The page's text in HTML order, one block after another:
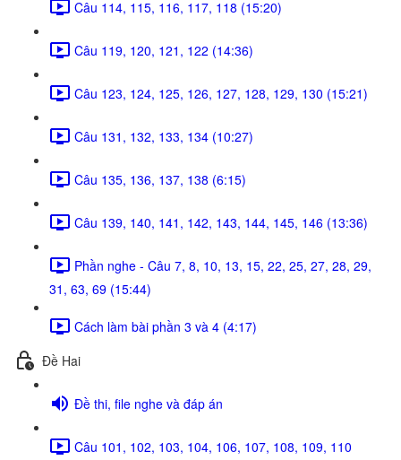
Câu 114, 115, 116, 117, 118 (15:20)
Câu 119, 120, 121, 122 (14:36)
Câu 123, 124, 125, 126, 127, 128, 129, 130 (15:21)
Câu 131, 132, 133, 134 (10:27)
Câu 135, 136, 137, 138 (6:15)
Câu 139, 140, 141, 142, 143, 144, 145, 146 (13:36)
Phần nghe - Câu 7, 8, 10, 13, 15, 22, 25, 27, 28, 29,
31, 63, 69 (15:44)
Cách làm bài phần 3 và 4 (4:17)
Đề Hai
Đề thi, file nghe và đáp án
Câu 101, 102, 103, 104, 106, 107, 108, 109, 110